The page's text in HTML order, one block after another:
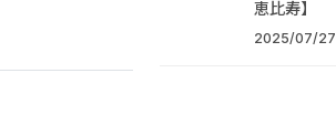
恵比寿】
2025/07/27